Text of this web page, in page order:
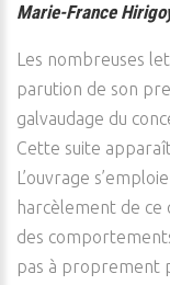
Marie-France
Les nombreuses
parution de son
galvaudage du
Cette suite
L’ouvrage
harcèlement de ce
des
pas à proprement